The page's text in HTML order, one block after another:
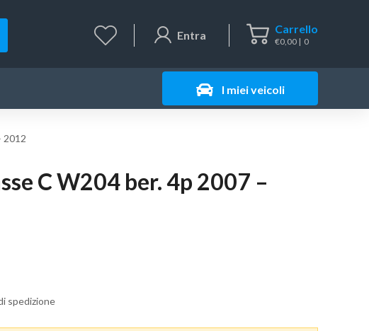
Carrello
€0,00 0
Entra
I miei veicoli
2012
C W204 ber. 4p 2007 –
spedizione